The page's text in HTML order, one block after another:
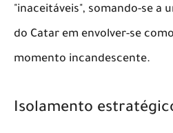
"inaceitáveis", somando-se a
do Catar em envolver-se
momento incandescente.
​Isolamento